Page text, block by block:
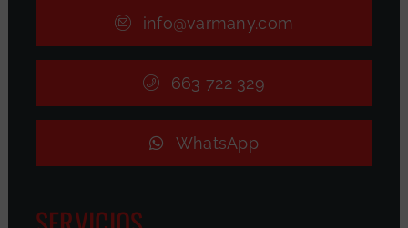
info@varmany.com
663 722 329
WhatsApp